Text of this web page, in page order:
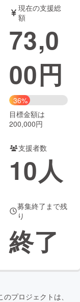
音楽
ゲーム・
書籍・雑誌
チャレンジ
Creation
コミュニティ
現在の支援総
額
73,0
00円
36%
目標金額は
200,000円
支援者数
10人
募集終了まで残
り
終了
のプロジェクトは、